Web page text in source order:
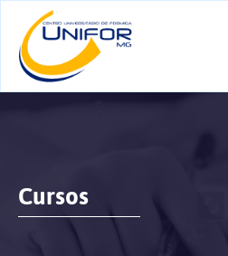
Cursos